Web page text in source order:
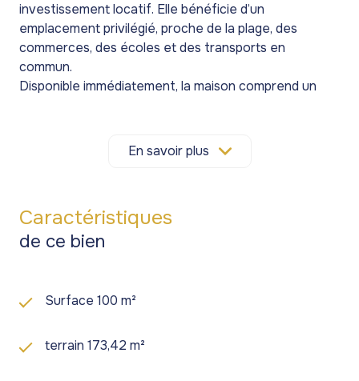
investissement locatif. Elle bénéficie d’un
emplacement privilégié, proche de la plage, des
commerces, des écoles et des transports en
commun.
Disponible immédiatement, la maison comprend un
agréable, quatre chambres, deux salles de bains ainsi
qu’un espace cuisine. Le deuxième étage, où
Ce niveau laisse au futur propriétaire la liberté de
personnaliser l’aménagement selon ses préférences.
Chaque étage dispose d’un accès indépendant. Une
pourra être loué séparément, constituant ainsi une
belle opportunité de revenu locatif. De plus, vos
En savoir plus
Caractéristiques
de ce bien
Surface 100 m²
terrain 173,42 m²